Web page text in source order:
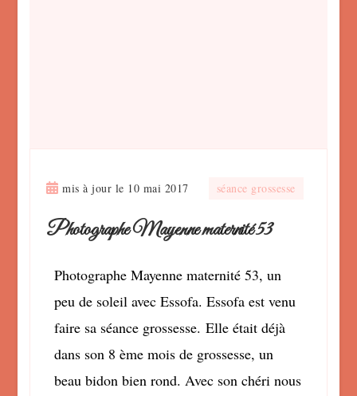
mis à jour le 10 mai 2017 séance grossesse
Photographe Mayenne maternité 53
Photographe Mayenne maternité 53, un
peu de soleil avec Essofa. Essofa est venu
faire sa séance grossesse. Elle était déjà
dans son 8 ème mois de grossesse, un
beau bidon bien rond. Avec son chéri nous